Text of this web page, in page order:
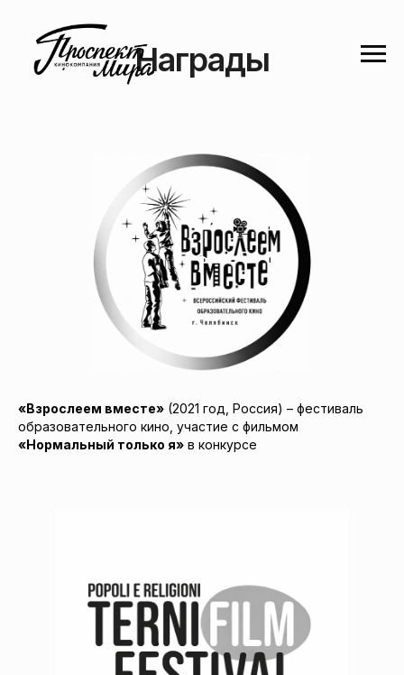
Награды
«Взрослеем вместе» (2021 год, Россия) – фестиваль
образовательного кино, участие с фильмом
«Нормальный только я» в конкурсе